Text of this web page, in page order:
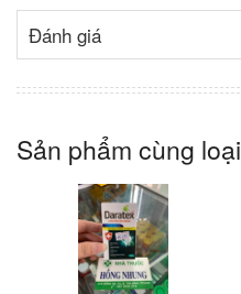
Đánh giá
Sản phẩm cùng loại